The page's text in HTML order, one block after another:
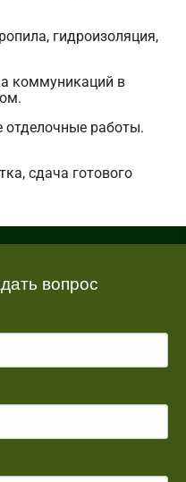
гидроизоляция,
коммуникаций в
отделочные работы.
сдача готового
вопрос